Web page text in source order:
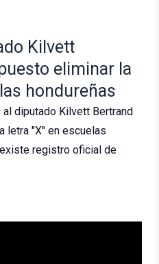
Kilvett
eliminar la
hondureñas
diputado Kilvett Bertrand
letra "X" en escuelas
registro oficial de